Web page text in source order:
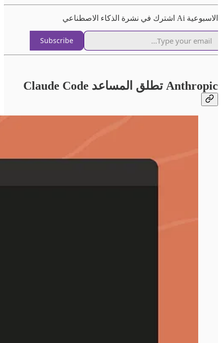
الاسبوعية Ai اشترك في نشرة الذكاء الاصطناعي
Subscribe
Anthropic تطلق المساعد Claude Code